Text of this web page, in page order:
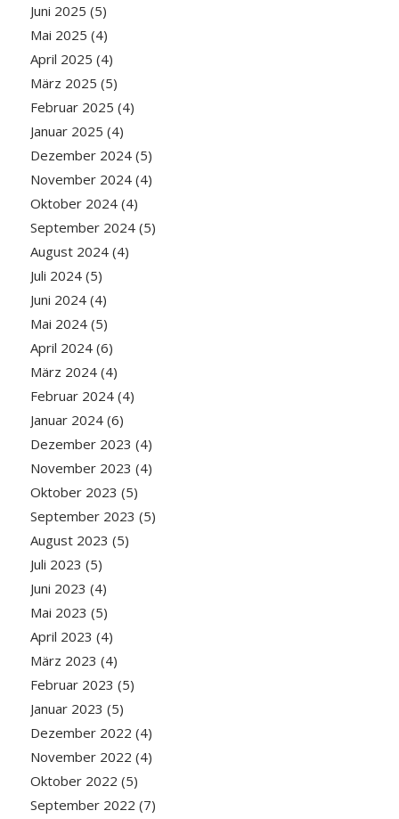
Juni 2025 (5)
Mai 2025 (4)
April 2025 (4)
März 2025 (5)
Februar 2025 (4)
Januar 2025 (4)
Dezember 2024(5)
November 2024(4)
Oktober 2024(4)
September 2024(5)
August 2024(4)
Juli 2024(5)
Juni 2024(4)
Mai 2024(5)
April 2024(6)
März 2024(4)
Februar 2024(4)
Januar 2024(6)
Dezember 2023 (4)
November 2023 (4)
Oktober 2023 (5)
September 2023 (5)
August 2023 (5)
Juli 2023 (5)
Juni 2023 (4)
Mai 2023 (5)
April 2023 (4)
März 2023 (4)
Februar 2023 (5)
Januar 2023 (5)
Dezember 2022 (4)
November 2022 (4)
Oktober 2022 (5)
September 2022 (7)